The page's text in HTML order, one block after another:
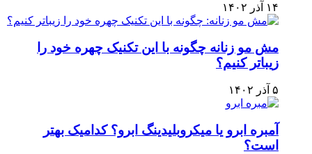
۱۴ آذر ۱۴۰۲
مش مو زنانه چگونه با این تکنیک چهره خود را
زیباتر کنیم؟
۵ آذر ۱۴۰۲
آمبره ابرو یا میکروبلیدینگ ابرو؟ کدامیک بهتر
است؟